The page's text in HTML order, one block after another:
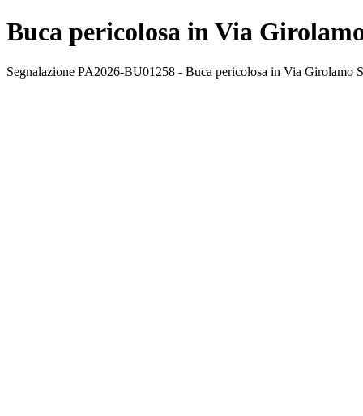
Buca pericolosa in Via
Segnalazione PA2026-BU01258 - Buca pericolosa in Via Girolamo